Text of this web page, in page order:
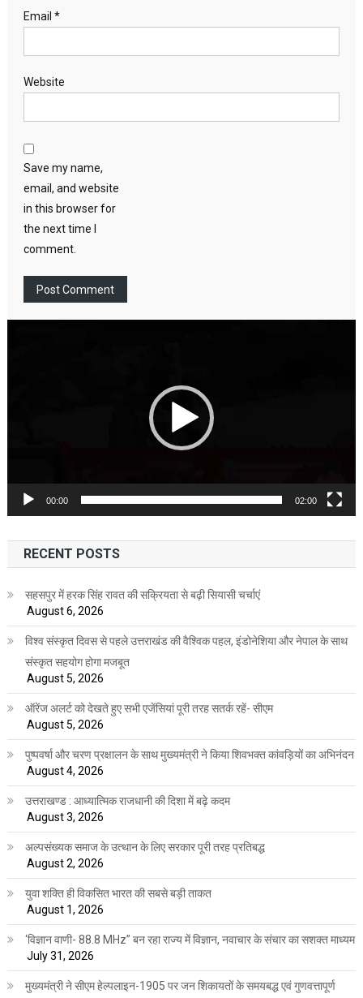
Email *
Website
Save my name,
email, and website
in this browser for
the next time I
comment.
00:00 02:00
RECENT POSTS
सहसपुर में हरक सिंह रावत की सक्रियता से बढ़ी सियासी चर्चाएं
August 6, 2026
विश्व संस्कृत दिवस से पहले उत्तराखंड की वैश्विक पहल, इंडोनेशिया और नेपाल के साथ
संस्कृत सहयोग होगा मजबूत
August 5, 2026
ऑरेंज अलर्ट को देखते हुए सभी एजेंसियां पूरी तरह सतर्क रहें- सीएम
August 5, 2026
पुष्पवर्षा और चरण प्रक्षालन के साथ मुख्यमंत्री ने किया शिवभक्त कांवड़ियों का अभिनंदन
August 4, 2026
उत्तराखण्ड : आध्यात्मिक राजधानी की दिशा में बढ़े कदम
August 3, 2026
अल्पसंख्यक समाज के उत्थान के लिए सरकार पूरी तरह प्रतिबद्ध
August 2, 2026
युवा शक्ति ही विकसित भारत की सबसे बड़ी ताकत
August 1, 2026
‘विज्ञान वाणी- 88.8 MHz” बन रहा राज्य में विज्ञान, नवाचार के संचार का सशक्त माध्यम
July 31, 2026
मुख्यमंत्री ने सीएम हेल्पलाइन-1905 पर जन शिकायतों के समयबद्ध एवं गुणवत्तापूर्ण